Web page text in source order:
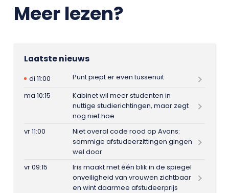
Meer lezen?
Laatste nieuws
di 11:00
Punt piept er even tussenuit
ma 10:15
Kabinet wil meer studenten in
nuttige studierichtingen, maar zegt
nog niet hoe
vr 11:00
Niet overal code rood op Avans:
sommige afstudeerzittingen gingen
wel door
vr 09:15
Iris maakt met één blik in de spiegel
onveiligheid van vrouwen zichtbaar
en wint daarmee afstudeerprijs